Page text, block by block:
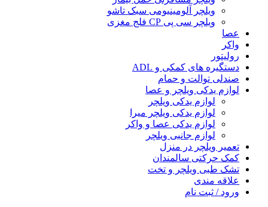
ویلچر آلومینیومی سبک تاشو
ویلچر سی پی CP فلج مغزی
عصا
واکر
رولیتور
دستگیره های کمکی و ADL
صندلی توالت و حمام
لوازم یدکی ویلچر و عصا
لوازم یدکی ویلچر
لوازم یدکی ویلچر میرا
لوازم یدکی عصا و واکر
لوازم جانبی ویلچر
تعمیر ویلچر در منزل
کمک حرکتی سالمندان
تشک طبی ویلچر و تخت
علاقه مندی
ورود / ثبت نام